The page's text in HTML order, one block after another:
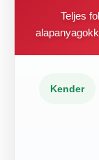
Teljes
Kender